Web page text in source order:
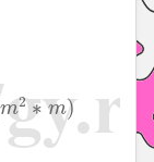
m2 ∗ m)
∗m)∗ n n3)